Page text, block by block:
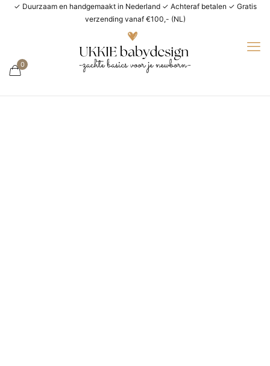
✓ Duurzaam en handgemaakt in Nederland ✓ Achteraf betalen ✓ Gratis
verzending vanaf €100,- (NL)
0